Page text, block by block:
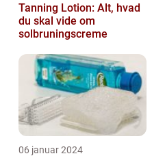
Tanning Lotion: Alt, hvad
du skal vide om
solbruningscreme
06 januar 2024